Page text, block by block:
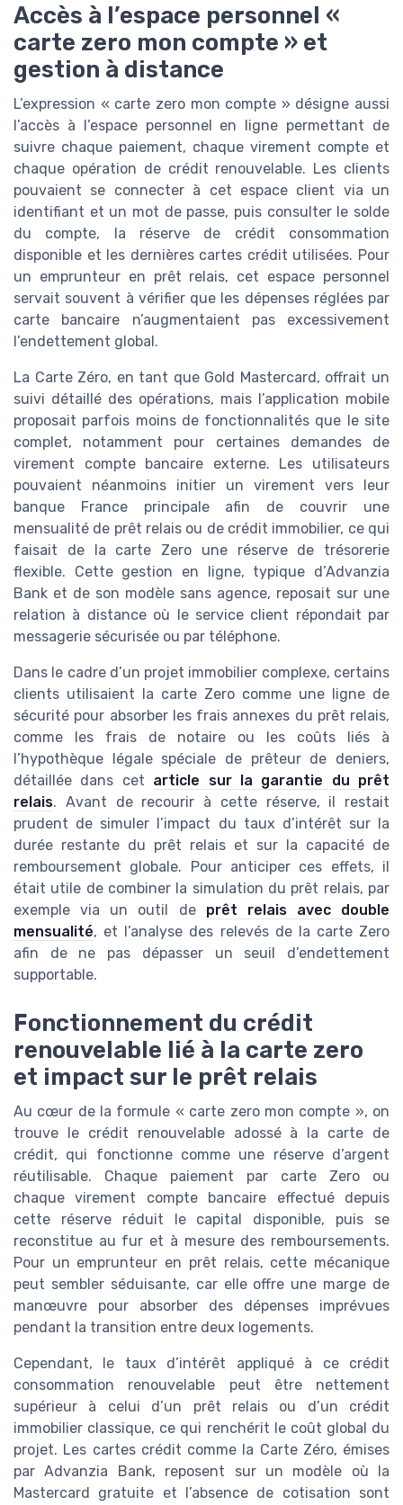
Accès à l’espace personnel «
carte zero mon compte » et
gestion à distance
L’expression « carte zero mon compte » désigne aussi
l’accès à l’espace personnel en ligne permettant de
suivre chaque paiement, chaque virement compte et
chaque opération de crédit renouvelable. Les clients
pouvaient se connecter à cet espace client via un
identifiant et un mot de passe, puis consulter le solde
du compte, la réserve de crédit consommation
disponible et les dernières cartes crédit utilisées. Pour
un emprunteur en prêt relais, cet espace personnel
servait souvent à vérifier que les dépenses réglées par
carte bancaire n’augmentaient pas excessivement
l’endettement global.
La Carte Zéro, en tant que Gold Mastercard, offrait un
suivi détaillé des opérations, mais l’application mobile
proposait parfois moins de fonctionnalités que le site
complet, notamment pour certaines demandes de
virement compte bancaire externe. Les utilisateurs
pouvaient néanmoins initier un virement vers leur
banque France principale afin de couvrir une
mensualité de prêt relais ou de crédit immobilier, ce qui
faisait de la carte Zero une réserve de trésorerie
flexible. Cette gestion en ligne, typique d’Advanzia
Bank et de son modèle sans agence, reposait sur une
relation à distance où le service client répondait par
messagerie sécurisée ou par téléphone.
Dans le cadre d’un projet immobilier complexe, certains
clients utilisaient la carte Zero comme une ligne de
sécurité pour absorber les frais annexes du prêt relais,
comme les frais de notaire ou les coûts liés à
l’hypothèque légale spéciale de prêteur de deniers,
détaillée dans cet article sur la garantie du prêt
relais. Avant de recourir à cette réserve, il restait
prudent de simuler l’impact du taux d’intérêt sur la
durée restante du prêt relais et sur la capacité de
remboursement globale. Pour anticiper ces effets, il
était utile de combiner la simulation du prêt relais, par
exemple via un outil de prêt relais avec double
mensualité, et l’analyse des relevés de la carte Zero
afin de ne pas dépasser un seuil d’endettement
supportable.
Fonctionnement du crédit
renouvelable lié à la carte zero
et impact sur le prêt relais
Au cœur de la formule « carte zero mon compte », on
trouve le crédit renouvelable adossé à la carte de
crédit, qui fonctionne comme une réserve d’argent
réutilisable. Chaque paiement par carte Zero ou
chaque virement compte bancaire effectué depuis
cette réserve réduit le capital disponible, puis se
reconstitue au fur et à mesure des remboursements.
Pour un emprunteur en prêt relais, cette mécanique
peut sembler séduisante, car elle offre une marge de
manœuvre pour absorber des dépenses imprévues
pendant la transition entre deux logements.
Cependant, le taux d’intérêt appliqué à ce crédit
consommation renouvelable peut être nettement
supérieur à celui d’un prêt relais ou d’un crédit
immobilier classique, ce qui renchérit le coût global du
projet. Les cartes crédit comme la Carte Zéro, émises
par Advanzia Bank, reposent sur un modèle où la
Mastercard gratuite et l’absence de cotisation sont